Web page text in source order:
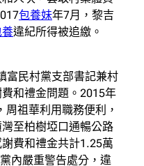
包養妹年7月，黎吉
違紀所得被追繳。
富民村黨支部書記兼村
和禮金問題。2015年
周祖華利用職務便利，
至柏樹埡口通暢公路
費和禮金共計1.25萬
內嚴重警告處分，違